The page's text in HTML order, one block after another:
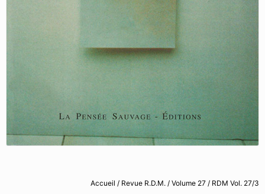
Accueil / Revue R.D.M. / Volume 27 / RDM Vol. 27/3